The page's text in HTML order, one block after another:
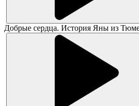
Добрые сердца. История Яны из